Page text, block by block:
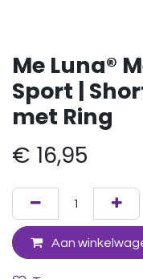
Me Luna®
Sport |
met Ring
€ 16,95
Aan